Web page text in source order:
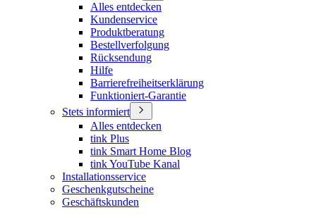
Alles entdecken
Kundenservice
Produktberatung
Bestellverfolgung
Rücksendung
Hilfe
Barrierefreiheitserklärung
Funktioniert-Garantie
Stets informiert
Alles entdecken
tink Plus
tink Smart Home Blog
tink YouTube Kanal
Installationsservice
Geschenkgutscheine
Geschäftskunden